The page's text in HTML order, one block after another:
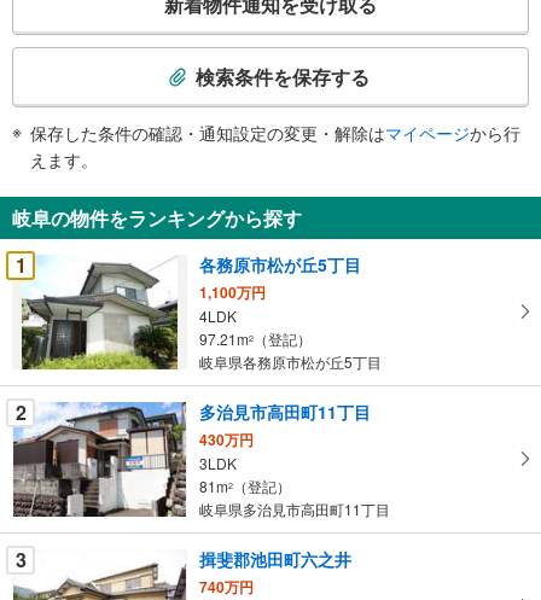
検
知
を
受
け
取
る
・
条
件
を
マ
イ
ペ
ー
ジ
検索条件を保存する
保存した条件の確認・通知設定の変更・解除はマイページから行
えます。
岐阜の物件をランキングから探す
1
各務原市松が丘5丁目
1,100万円
4LDK
97.21m2
（登記）
岐阜県各務原市松が丘5丁目
2 多治見市高田町11丁目
430万円
3LDK
81m2
（登記）
岐阜県多治見市高田町11丁目
3 揖斐郡池田町六之井
740万円